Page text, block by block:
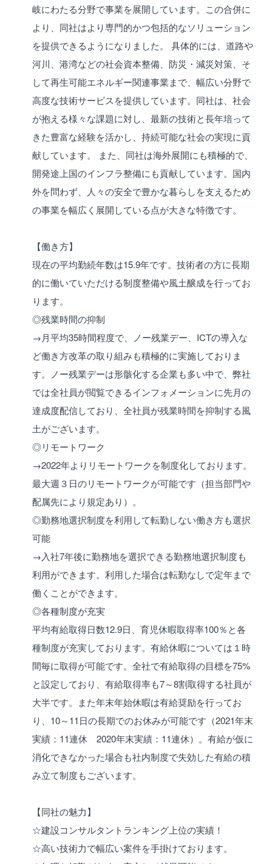
岐にわたる分野で事業を展開しています。この合併に
より、同社はより専門的かつ包括的なソリューション
を提供できるようになりました。 具体的には、道路や
河川、港湾などの社会資本整備、防災・減災対策、そ
して再生可能エネルギー関連事業まで、幅広い分野で
高度な技術サービスを提供しています。同社は、社会
が抱える様々な課題に対し、最新の技術と長年培って
きた豊富な経験を活かし、持続可能な社会の実現に貢
献しています。 また、同社は海外展開にも積極的で、
開発途上国のインフラ整備にも貢献しています。国内
外を問わず、人々の安全で豊かな暮らしを支えるため
の事業を幅広く展開している点が大きな特徴です。
【働き方】
現在の平均勤続年数は15.9年です。技術者の方に長期
的に働いていただける制度整備や風土醸成を行ってお
ります。
◎残業時間の抑制
→月平均35時間程度で、ノー残業デー、ICTの導入な
ど働き方改革の取り組みも積極的に実施しておりま
す。ノー残業デーは形骸化する企業も多い中で、弊社
では全社員が閲覧できるインフォメーションに先月の
達成度配信しており、全社員が残業時間を抑制する風
土がございます。
◎リモートワーク
→2022年よりリモートワークを制度化しております。
最大週３日のリモートワークが可能です（担当部門や
配属先により規定あり）。
◎勤務地選択制度を利用して転勤しない働き方も選択
可能
→入社7年後に勤務地を選択できる勤務地選択制度も
利用ができます。利用した場合は転勤なしで定年まで
働くことができます。
◎各種制度が充実
平均有給取得日数12.9日、育児休暇取得率100％と各
種制度が充実しております。有給休暇については１時
間毎に取得が可能です。全社で有給取得の目標を75%
と設定しており、有給取得率も7～8割取得する社員が
大半です。また年末年始休暇は有給奨励を行ってお
り、10～11日の長期でのお休みが可能です（2021年末
実績：11連休 2020年末実績：11連休）。有給が仮に
消化できなかった場合も社内制度で失効した有給の積
み立て制度もございます。
【同社の魅力】
☆建設コンサルタントランキング上位の実績！
☆高い技術力で幅広い案件を手掛けております。